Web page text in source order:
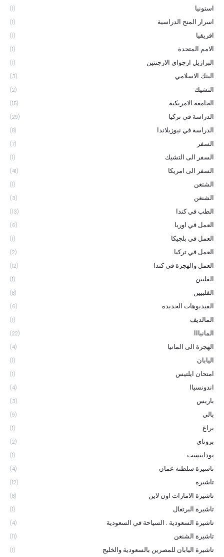
استونيا (1)
اسرار المنح الدراسية (1)
افريقيا (1)
الامم المتحدة (1)
البرازيل ارجواي الارجنتين (1)
البنك الاسلامي (3)
التشيك (2)
الجامعة الامريكية (15)
الدراسة في تركيا (29)
الدراسة في نيوزيلاندا (8)
السفر (7)
السفر الى التشيك (1)
السفر الى امريكا (41)
الشتغن (1)
الشنغن (3)
الطب في كندا (13)
العمل في اوربا (6)
العمل في بلجيكا (1)
العمل في تركيا (2)
العمل والهجرة في كندا (12)
الفلبين (1)
الفلبيين (8)
الفيديوهات الجديده (6)
المالديف (1)
المانيااا (22)
الهجرة الى المانيا (4)
اليابان (1)
امتحان ايلتيس (1)
اندونسياا (4)
باريس (3)
بالي (9)
براغ (1)
بروناي (2)
بودابيست (1)
تاسيرة سلطنه عمان (4)
تاشيرة (12)
تاشيرة الامارات اون لاين (8)
تاشيرة البرتغال (1)
تاشيرة السعودية . السياحة في السعودية (4)
تاشيرة الشنغن (11)
تاشيرة اليابان للمصرين بالسعودية والخليج (1)